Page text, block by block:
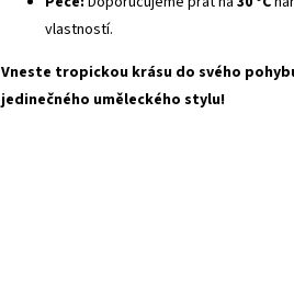
vlastností.
Vneste tropickou krásu do svého
jedinečného uměleckého stylu!